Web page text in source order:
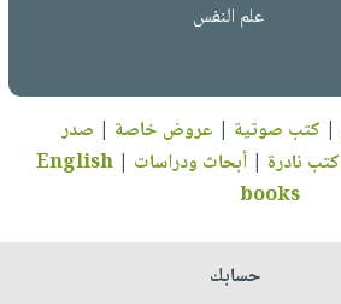
علم النفس
| كتب صوتية | عروض خاصة | صدر
كتب نادرة |أبحاث ودراسات |
English
books
حسابك